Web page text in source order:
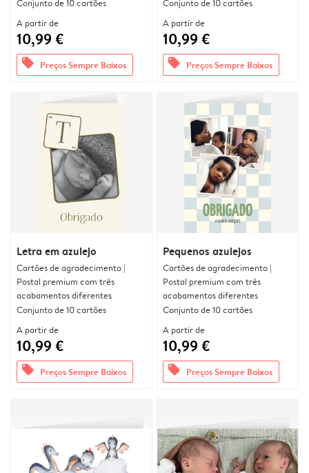
Conjunto de 10 cartões
A partir de
10,99 €
offers Preços Sempre Baixos
Conjunto de 10 cartões
A partir de
10,99 €
offers Preços Sempre Baixos
Letra em azulejo
Cartões de agradecimento |
Postal premium com três
acabamentos diferentes
Conjunto de 10 cartões
A partir de
10,99 €
offers Preços Sempre Baixos
Pequenos azulejos
Cartões de agradecimento |
Postal premium com três
acabamentos diferentes
Conjunto de 10 cartões
A partir de
10,99 €
offers Preços Sempre Baixos